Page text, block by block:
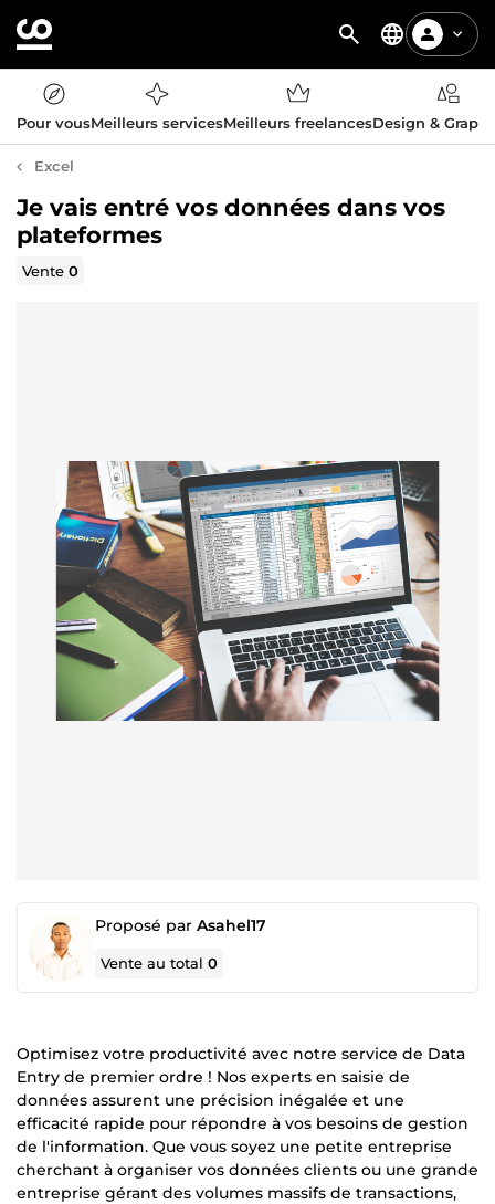
Pour vousMeilleurs servicesMeilleurs freelancesDesign &
Excel
Je vais entré vos données dans vos
plateformes
Vente0
Proposé par Asahel17
Vente au total0
Optimisez votre productivité avec notre service de Data
Entry de premier ordre ! Nos experts en saisie de
données assurent une précision inégalée et une
efficacité rapide pour répondre à vos besoins de gestion
de l'information. Que vous soyez une petite entreprise
cherchant à organiser vos données clients ou une grande
entreprise gérant des volumes massifs de transactions,